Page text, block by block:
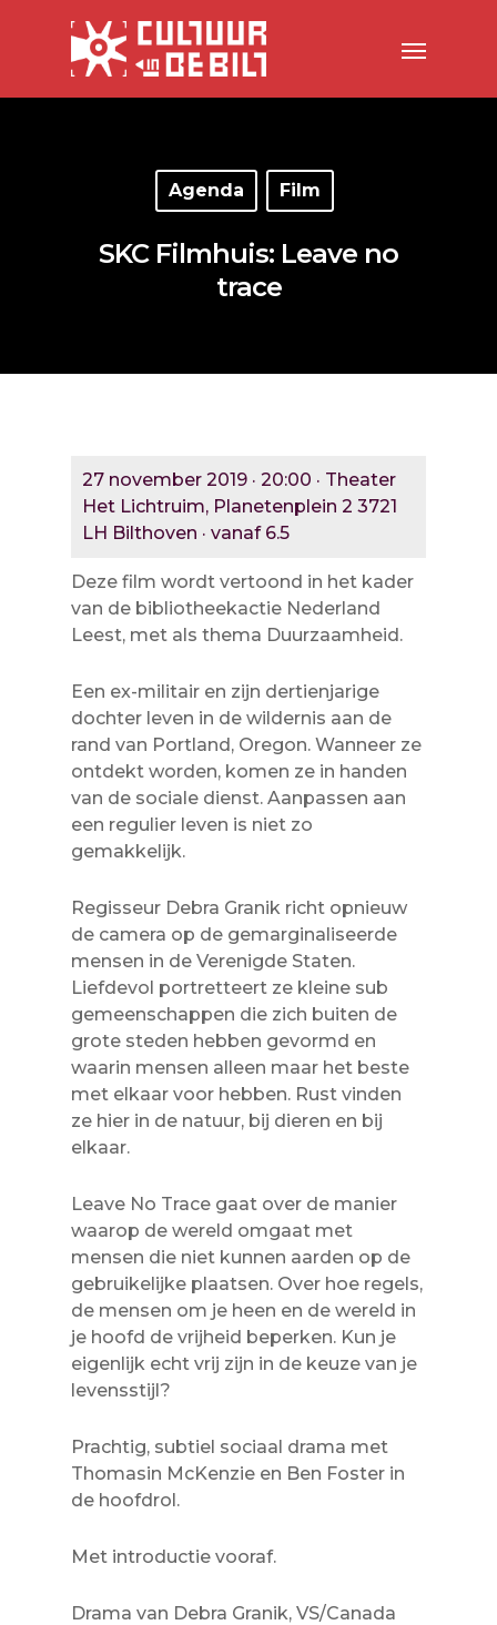
Agenda Film
SKC Filmhuis: Leave no
trace
27 november 2019 · 20:00 · Theater
Het Lichtruim, Planetenplein 2 3721
LH Bilthoven · vanaf 6.5
Deze film wordt vertoond in het kader
van de bibliotheekactie Nederland
Leest, met als thema Duurzaamheid.
Een ex-militair en zijn dertienjarige
dochter leven in de wildernis aan de
rand van Portland, Oregon. Wanneer ze
ontdekt worden, komen ze in handen
van de sociale dienst. Aanpassen aan
een regulier leven is niet zo
gemakkelijk.
Regisseur Debra Granik richt opnieuw
de camera op de gemarginaliseerde
mensen in de Verenigde Staten.
Liefdevol portretteert ze kleine sub
gemeenschappen die zich buiten de
grote steden hebben gevormd en
waarin mensen alleen maar het beste
met elkaar voor hebben. Rust vinden
ze hier in de natuur, bij dieren en bij
elkaar.
Leave No Trace gaat over de manier
waarop de wereld omgaat met
mensen die niet kunnen aarden op de
gebruikelijke plaatsen. Over hoe regels,
de mensen om je heen en de wereld in
je hoofd de vrijheid beperken. Kun je
eigenlijk echt vrij zijn in de keuze van je
levensstijl?
Prachtig, subtiel sociaal drama met
Thomasin McKenzie en Ben Foster in
de hoofdrol.
Met introductie vooraf.
Drama van Debra Granik, VS/Canada